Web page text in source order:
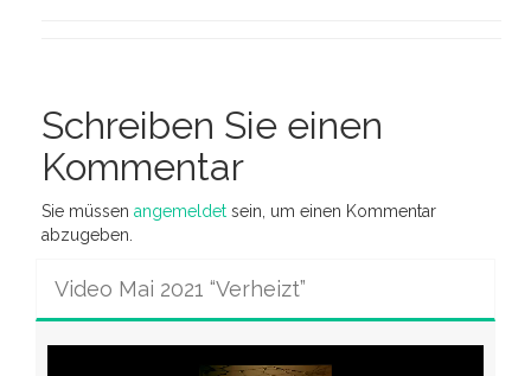
Schreiben Sie einen
Kommentar
Sie müssen angemeldet sein, um einen Kommentar
abzugeben.
Video Mai 2021 “Verheizt”